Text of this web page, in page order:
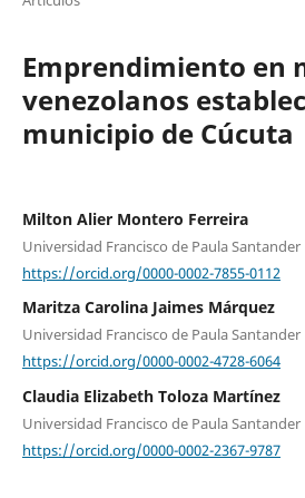
Emprendimiento en
venezolanos
municipio de Cúcuta
Milton Alier Montero Ferreira
Universidad Francisco de Paula Santander
https://orcid.org/0000-0002-7855-0112
Maritza Carolina Jaimes Márquez
Universidad Francisco de Paula Santander
https://orcid.org/0000-0002-4728-6064
Claudia Elizabeth Toloza Martínez
Universidad Francisco de Paula Santander
https://orcid.org/0000-0002-2367-9787